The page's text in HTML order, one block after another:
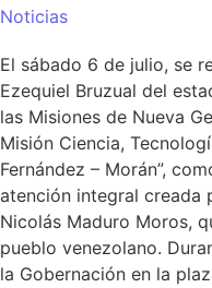
Noticias
El sábado 6 de julio, se
Ezequiel Bruzual del
las Misiones de Nueva
Misión Ciencia,
Fernández – Morán”,
atención integral creada
Nicolás Maduro Moros,
pueblo venezolano.
la Gobernación en la